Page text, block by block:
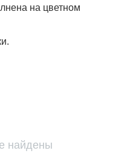
на цветном
найдены